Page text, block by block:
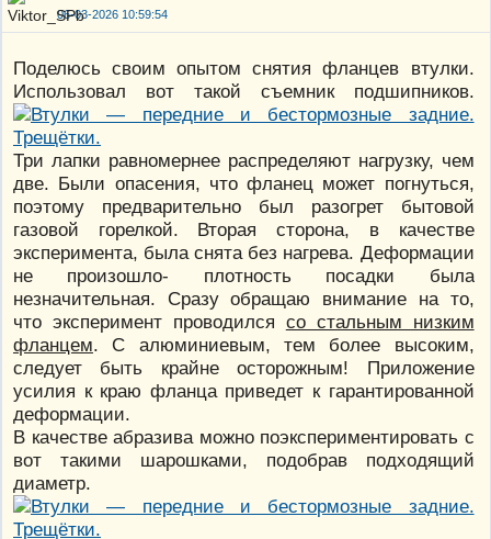
06-03-2026 10:59:54
Поделюсь своим опытом снятия фланцев втулки.
Использовал вот такой съемник подшипников.
Три лапки равномернее распределяют нагрузку, чем
две. Были опасения, что фланец может погнуться,
поэтому предварительно был разогрет бытовой
газовой горелкой. Вторая сторона, в качестве
эксперимента, была снята без нагрева. Деформации
не произошло- плотность посадки была
незначительная. Сразу обращаю внимание на то,
что эксперимент проводился со стальным низким
фланцем. С алюминиевым, тем более высоким,
следует быть крайне осторожным! Приложение
усилия к краю фланца приведет к гарантированной
деформации.
В качестве абразива можно поэкспериментировать с
вот такими шарошками, подобрав подходящий
диаметр.